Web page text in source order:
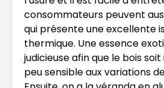
consommateurs peuvent
qui présente une excellente
thermique. Une essence
judicieuse afin que le bois
peu sensible aux variations